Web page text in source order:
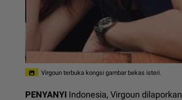
Virgoun terbuka kongsi gambar bekas isteri.
PENYANYI Indonesia, Virgoun